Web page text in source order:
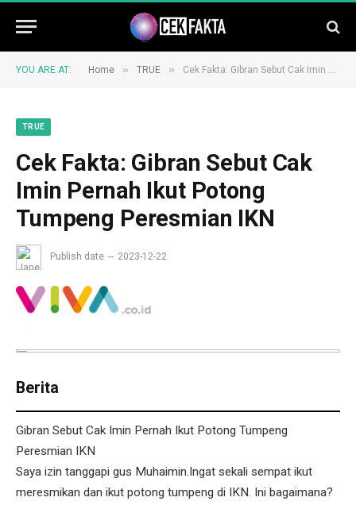
YOU ARE AT: Home » TRUE » Cek Fakta: Gibran Sebut Cak Imin Pernah Ikut Potong Tumpeng Peresmian IKN
TRUE
Cek Fakta: Gibran Sebut Cak
Imin Pernah Ikut Potong
Tumpeng Peresmian IKN
Publish date 2023-12-22
Berita
Gibran Sebut Cak Imin Pernah Ikut Potong Tumpeng
Peresmian IKN
Saya izin tanggapi gus Muhaimin.Ingat sekali sempat ikut
meresmikan dan ikut potong tumpeng di IKN. Ini bagaimana?